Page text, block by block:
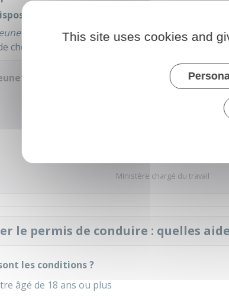
permet de trouver les aides
chez vous.
: découvrez toutes les aides
Ministère chargé du travail
le permis de conduire : quelles
les conditions ?
âgé de 18 ans ou plus
This site uses cookies and